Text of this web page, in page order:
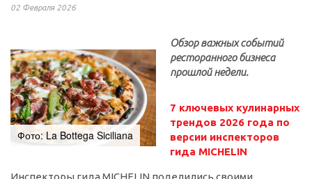
02 Февраля 2026
Фото: La Bottega Siciliana
Обзор важных событий
ресторанного бизнеса
прошлой недели.
7 ключевых кулинарных
трендов 2026 года по
версии инспекторов
гида MICHELIN
Инспекторы гида MICHELIN поделились своими